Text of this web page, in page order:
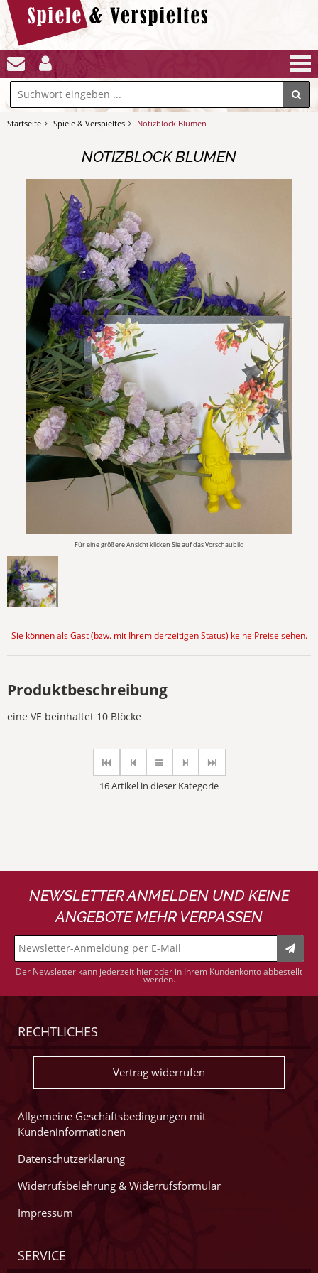
Startseite Spiele & Verspieltes Notizblock Blumen
NOTIZBLOCK BLUMEN
Für eine größere Ansicht klicken Sie auf das Vorschaubild
Sie können als Gast (bzw. mit Ihrem derzeitigen Status) keine Preise sehen.
Produktbeschreibung
eine VE beinhaltet 10 Blöcke
16 Artikel in dieser Kategorie
NEWSLETTER ANMELDEN UND KEINE
ANGEBOTE MEHR VERPASSEN
Der Newsletter kann jederzeit hier oder in Ihrem Kundenkonto abbestellt
werden.
RECHTLICHES
Vertrag widerrufen
Allgemeine Geschäftsbedingungen mit
Kundeninformationen
Datenschutzerklärung
Widerrufsbelehrung & Widerrufsformular
Impressum
SERVICE